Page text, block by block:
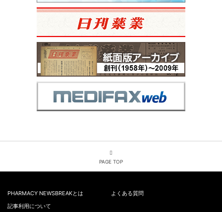
PAGE TOP
PHARMACY NEWSBREAKとは
よくある質問
記事利用について